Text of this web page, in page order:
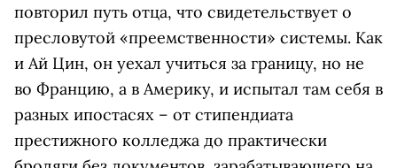
повторил путь отца, что свидетельствует о
пресловутой «преемственности» системы. Как
и Ай Цин, он уехал учиться за границу, но не
во Францию, а в Америку, и испытал там себя в
разных ипостасях – от стипендиата
престижного колледжа до практически